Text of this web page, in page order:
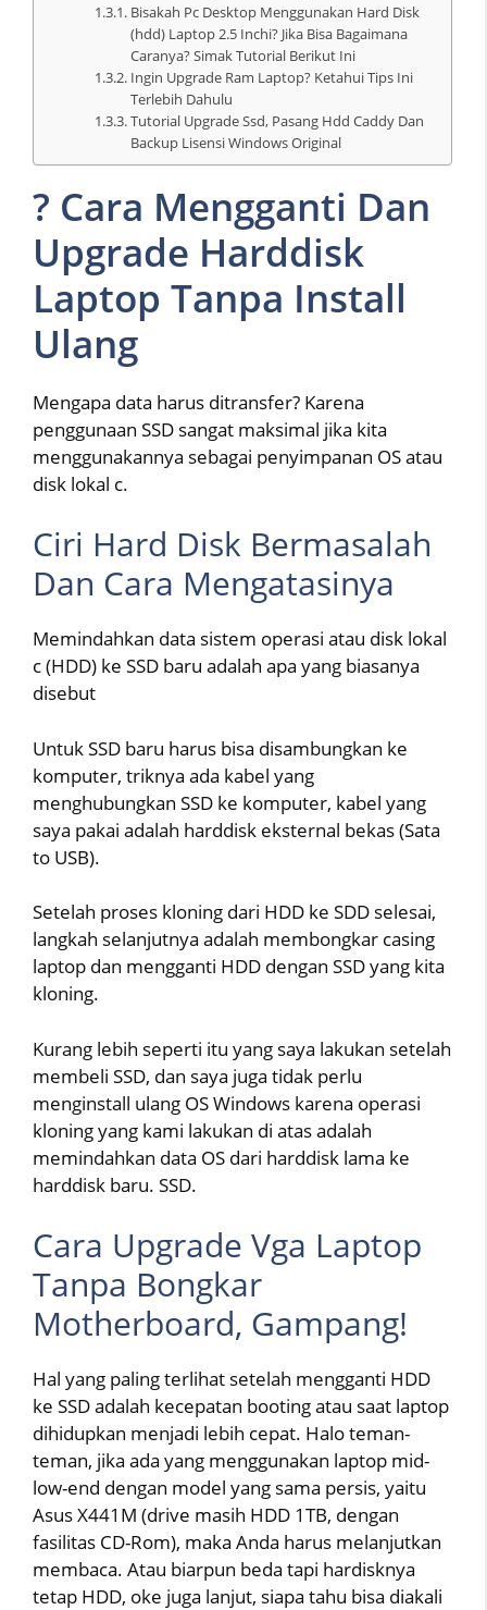
Bisakah Pc Desktop Menggunakan Hard Disk
(hdd) Laptop 2.5 Inchi? Jika Bisa Bagaimana
Caranya? Simak Tutorial Berikut Ini
Ingin Upgrade Ram Laptop? Ketahui Tips Ini
Terlebih Dahulu
Tutorial Upgrade Ssd, Pasang Hdd Caddy Dan
Backup Lisensi Windows Original
? Cara Mengganti Dan
Upgrade Harddisk
Laptop Tanpa Install
Ulang
Mengapa data harus ditransfer? Karena
penggunaan SSD sangat maksimal jika kita
menggunakannya sebagai penyimpanan OS atau
disk lokal c.
Ciri Hard Disk Bermasalah
Dan Cara Mengatasinya
Memindahkan data sistem operasi atau disk lokal
c (HDD) ke SSD baru adalah apa yang biasanya
disebut
Untuk SSD baru harus bisa disambungkan ke
komputer, triknya ada kabel yang
menghubungkan SSD ke komputer, kabel yang
saya pakai adalah harddisk eksternal bekas (Sata
to USB).
Setelah proses kloning dari HDD ke SDD selesai,
langkah selanjutnya adalah membongkar casing
laptop dan mengganti HDD dengan SSD yang kita
kloning.
Kurang lebih seperti itu yang saya lakukan setelah
membeli SSD, dan saya juga tidak perlu
menginstall ulang OS Windows karena operasi
kloning yang kami lakukan di atas adalah
memindahkan data OS dari harddisk lama ke
harddisk baru. SSD.
Cara Upgrade Vga Laptop
Tanpa Bongkar
Motherboard, Gampang!
Hal yang paling terlihat setelah mengganti HDD
ke SSD adalah kecepatan booting atau saat laptop
dihidupkan menjadi lebih cepat. Halo teman-
teman, jika ada yang menggunakan laptop mid-
low-end dengan model yang sama persis, yaitu
Asus X441M (drive masih HDD 1TB, dengan
fasilitas CD-Rom), maka Anda harus melanjutkan
membaca. Atau biarpun beda tapi hardisknya
tetap HDD, oke juga lanjut, siapa tahu bisa diakali